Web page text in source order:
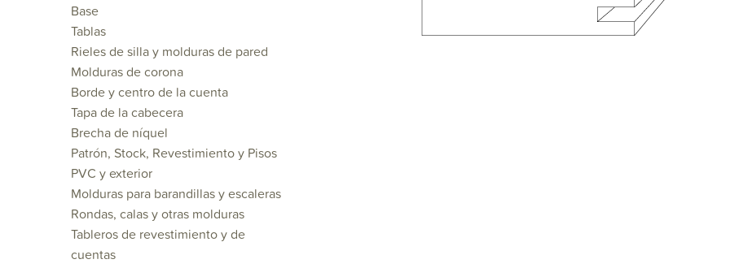
Base
Tablas
Rieles de silla y molduras de pared
Molduras de corona
Borde y centro de la cuenta
Tapa de la cabecera
Brecha de níquel
Patrón, Stock, Revestimiento y Pisos
PVC y exterior
Molduras para barandillas y escaleras
Rondas, calas y otras molduras
Tableros de revestimiento y de
cuentas